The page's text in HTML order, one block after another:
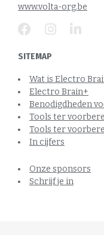
www.volta-org.be
SITEMAP
Wat is Electro
Electro Brain+
Benodigdheden
Tools ter
Tools ter
In cijfers
Onze sponsors
Schrijf je in